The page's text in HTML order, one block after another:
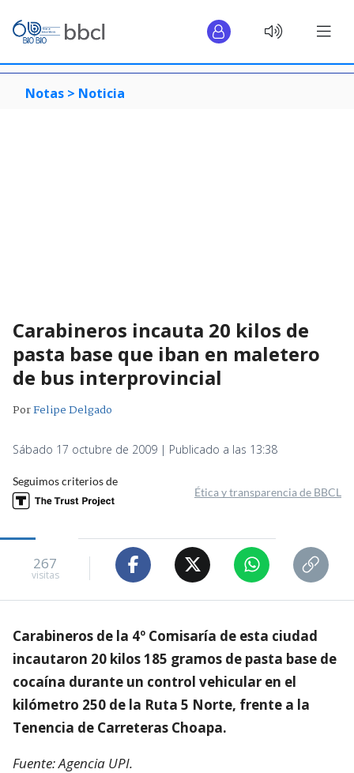
Notas > Noticia
Carabineros incauta 20 kilos de
pasta base que iban en maletero
de bus interprovincial
PorFelipe Delgado
Sábado 17 octubre de 2009 | Publicado a las 13:38
Seguimos criterios de
Ética y transparencia de BBCL
267
visitas
Carabineros de la 4º Comisaría de esta ciudad
incautaron 20 kilos 185 gramos de pasta base de
cocaína durante un control vehicular en el
kilómetro 250 de la Ruta 5 Norte, frente a la
Tenencia de Carreteras Choapa.
Fuente: Agencia UPI.